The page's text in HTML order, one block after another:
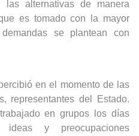
las alternativas de manera
es tomado con la mayor
se plantean con
en el momento de las
representantes del Estado.
en grupos los días
ideas y preocupaciones